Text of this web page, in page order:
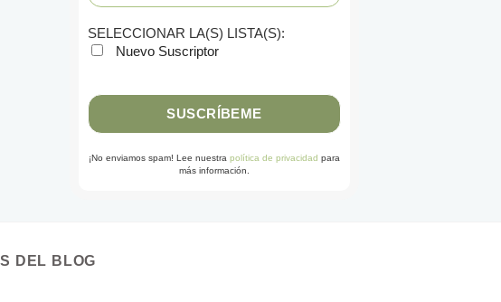
SELECCIONAR LA(S) LISTA(S):
Nuevo Suscriptor
¡No enviamos spam! Lee nuestra política de privacidad para
más información.
DEL BLOG